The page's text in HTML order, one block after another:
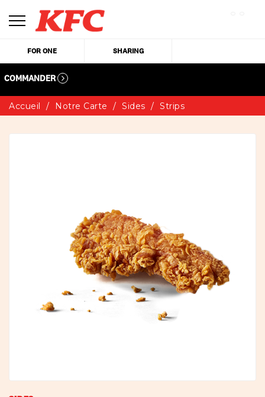
FOR ONE SHARING
COMMANDER
Accueil Notre Carte Sides Strips